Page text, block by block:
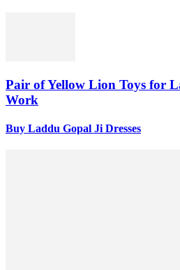
Pair of Yellow Lion Toys for
Work
Buy Laddu Gopal Ji Dresses